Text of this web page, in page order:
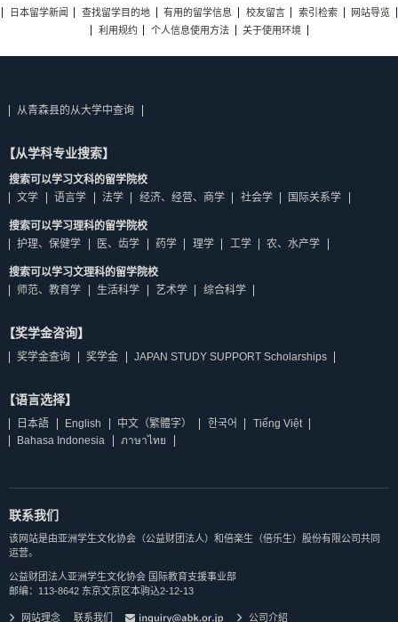
日本留学新闻 查找留学目的地 有用的留学信息 校友留言 索引检索
网站导览
利用规约
个人信息使用方法 关于使用环境
从青森县的从大学中查询
【从学科专业搜索】
搜索可以学习文科的留学院校
文学
语言学 法学 经济、经营、商学 社会学 国际关系学
搜索可以学习理科的留学院校
护理、保健学
医、齿学 药学 理学 工学 农、水产学
搜索可以学习文理科的留学院校
师范、教育学
生活科学 艺术学 综合科学
【奖学金咨询】
奖学金查询 奖学金 JAPAN STUDY SUPPORT Scholarships
【语言选择】
日本語 English 中文（繁體字） 한국어
Tiếng Việt
Bahasa Indonesia
ภาษาไทย
联系我们
该网站是由亚洲学生文化协会（公益财团法人）和倍楽生（倍乐生）股份有限公司共同
运营。
公益财团法人亚洲学生文化协会 国际教育支援事业部
邮编：113-8642 东京文京区本驹込2-12-13
网站理念 联系我们 公司介紹